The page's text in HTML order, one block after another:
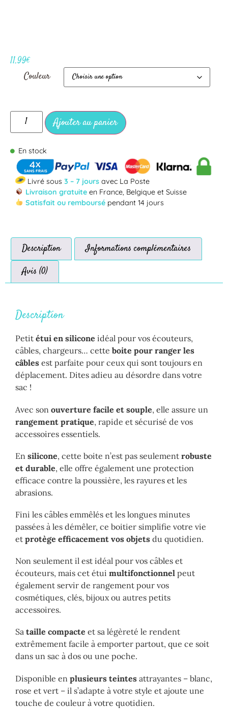
11.99€
Couleur
Ajouter au panier
En stock
Livré sous 3 – 7 jours avec La Poste
Livraison gratuite en France, Belgique et Suisse
Satisfait ou remboursé pendant 14 jours
Description
Informations complémentaires
Avis (0)
Description
Petit étui en silicone idéal pour vos écouteurs,
câbles, chargeurs… cette boite pour ranger les
câbles est parfaite pour ceux qui sont toujours en
déplacement. Dites adieu au désordre dans votre
sac !
Avec son ouverture facile et souple, elle assure un
rangement pratique, rapide et sécurisé de vos
accessoires essentiels.
En silicone, cette boite n’est pas seulement robuste
et durable, elle offre également une protection
efficace contre la poussière, les rayures et les
abrasions.
Fini les câbles emmêlés et les longues minutes
passées à les démêler, ce boitier simplifie votre vie
et protège efficacement vos objets du quotidien.
Non seulement il est idéal pour vos câbles et
écouteurs, mais cet étui multifonctionnel peut
également servir de rangement pour vos
cosmétiques, clés, bijoux ou autres petits
accessoires.
Sa taille compacte et sa légèreté le rendent
extrêmement facile à emporter partout, que ce soit
dans un sac à dos ou une poche.
Disponible en plusieurs teintes attrayantes – blanc,
rose et vert – il s’adapte à votre style et ajoute une
touche de couleur à votre quotidien.